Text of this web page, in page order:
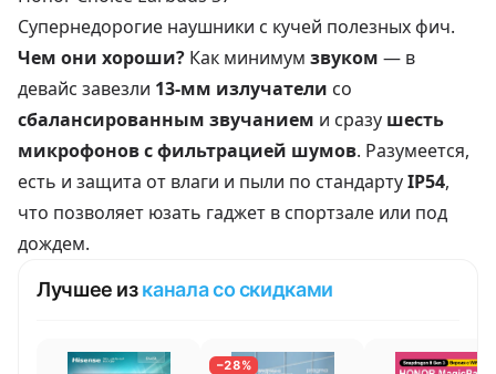
Супернедорогие наушники с кучей полезных фич.
Чем они хороши? Как минимум звуком — в
девайс завезли 13-мм излучатели со
сбалансированным звучанием и сразу шесть
микрофонов с фильтрацией шумов. Разумеется,
есть и защита от влаги и пыли по стандартуIP54,
что позволяет юзать гаджет в спортзале или под
дождем.
Лучшее изканала со скидками
−28%